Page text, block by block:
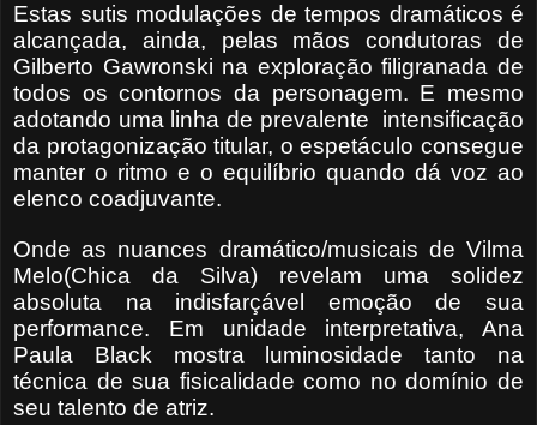
Estas sutis modulações de tempos dramáticos é
alcançada, ainda, pelas mãos condutoras de
Gilberto Gawronski na exploração filigranada de
todos os contornos da personagem. E mesmo
adotando uma linha de prevalente intensificação
da protagonização titular, o espetáculo consegue
manter o ritmo e o equilíbrio quando dá voz ao
elenco coadjuvante.
Onde as nuances dramático/musicais de Vilma
Melo(Chica da Silva) revelam uma solidez
absoluta na indisfarçável emoção de sua
performance. Em unidade interpretativa, Ana
Paula Black mostra luminosidade tanto na
técnica de sua fisicalidade como no domínio de
seu talento de atriz.